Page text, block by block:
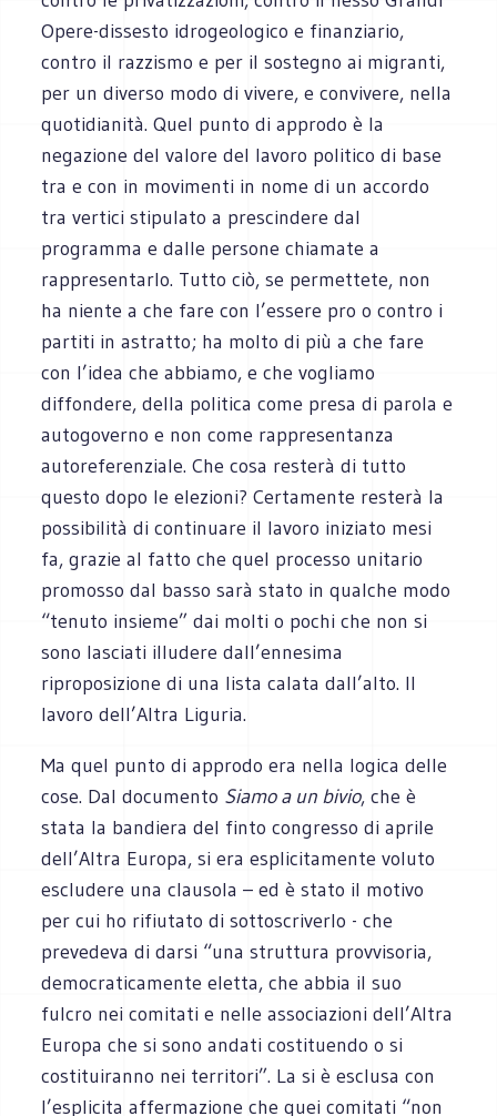
Opere-dissesto idrogeologico e finanziario,
contro il razzismo e per il sostegno ai migranti,
per un diverso modo di vivere, e convivere, nella
quotidianità. Quel punto di approdo è la
negazione del valore del lavoro politico di base
tra e con in movimenti in nome di un accordo
tra vertici stipulato a prescindere dal
programma e dalle persone chiamate a
rappresentarlo. Tutto ciò, se permettete, non
ha niente a che fare con l’essere pro o contro i
partiti in astratto; ha molto di più a che fare
con l’idea che abbiamo, e che vogliamo
diffondere, della politica come presa di parola e
autogoverno e non come rappresentanza
autoreferenziale. Che cosa resterà di tutto
questo dopo le elezioni? Certamente resterà la
possibilità di continuare il lavoro iniziato mesi
fa, grazie al fatto che quel processo unitario
promosso dal basso sarà stato in qualche modo
“tenuto insieme” dai molti o pochi che non si
sono lasciati illudere dall’ennesima
riproposizione di una lista calata dall’alto. Il
lavoro dell’Altra Liguria.
Ma quel punto di approdo era nella logica delle
cose. Dal documento Siamo a un bivio, che è
stata la bandiera del finto congresso di aprile
dell’Altra Europa, si era esplicitamente voluto
escludere una clausola – ed è stato il motivo
per cui ho rifiutato di sottoscriverlo - che
prevedeva di darsi “una struttura provvisoria,
democraticamente eletta, che abbia il suo
fulcro nei comitati e nelle associazioni dell’Altra
Europa che si sono andati costituendo o si
costituiranno nei territori”. La si è esclusa con
l’esplicita affermazione che quei comitati “non